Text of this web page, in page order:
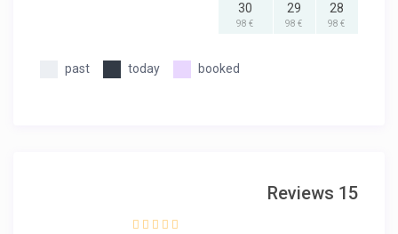
28
€ 98
29
€ 98
30
€ 98
past today booked
15 Reviews